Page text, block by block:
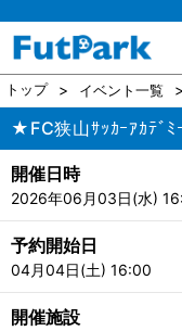
トップ イベント一覧
★FC狭山ｻｯｶｰｱｶﾃﾞﾐ
開催日時
2026年06月03日(水)
予約開始日
04月04日(土) 16:00
開催施設